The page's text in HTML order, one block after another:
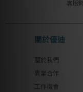
客服
關於優迪
關於我們
異業合作
工作機會